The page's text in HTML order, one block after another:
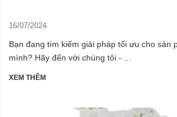
16/07/2024
Bạn đang tìm kiếm giải pháp tối ưu cho sản
mình? Hãy đến với chúng tôi - ...
XEM THÊM